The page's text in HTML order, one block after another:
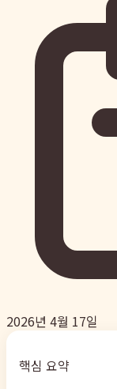
2026년 4월 17일
핵심 요약